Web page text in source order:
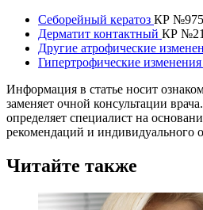
Себорейный кератоз КР
Дерматит контактный КР
Другие атрофические
Гипертрофические
Информация в статье носит
заменяет очной консультации
определяет специалист на
рекомендаций и индивидуального
Читайте также